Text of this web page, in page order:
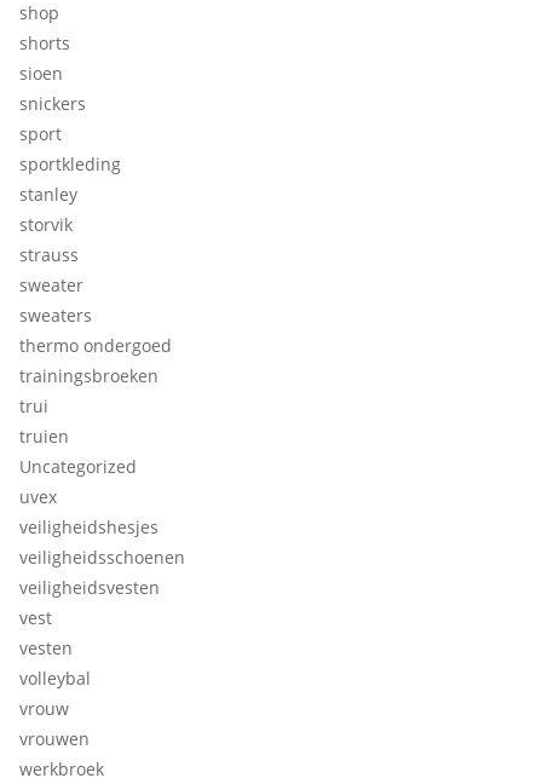
shop
shorts
sioen
snickers
sport
sportkleding
stanley
storvik
strauss
sweater
sweaters
thermo ondergoed
trainingsbroeken
trui
truien
Uncategorized
uvex
veiligheidshesjes
veiligheidsschoenen
veiligheidsvesten
vest
vesten
volleybal
vrouw
vrouwen
werkbroek